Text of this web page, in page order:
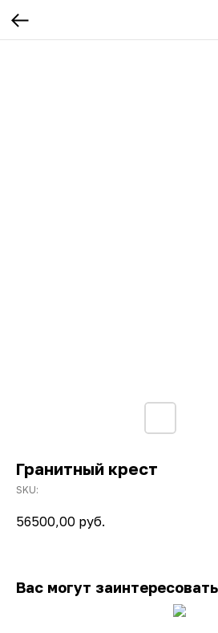
Гранитный крест
SKU:
56500,00 руб.
Вас могут заинтересовать